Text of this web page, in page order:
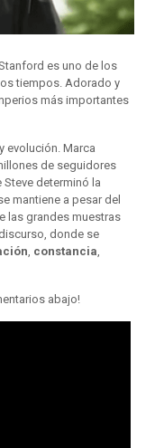
es uno de los
tiempos. Adorado y
más importantes
evolución. Marca
de seguidores
determinó la
mantiene a pesar del
las grandes muestras
donde se
, constancia,
abajo!